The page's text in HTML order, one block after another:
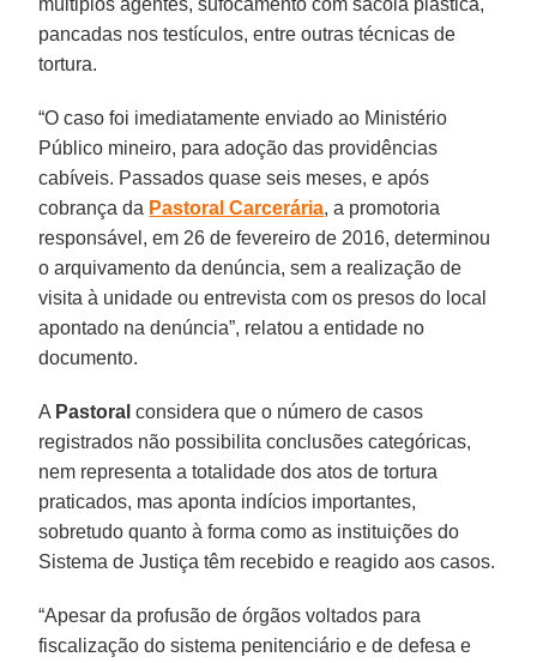
pancadas nos testículos, entre outras técnicas de
tortura.
“O caso foi imediatamente enviado ao Ministério
Público mineiro, para adoção das providências
cabíveis. Passados quase seis meses, e após
cobrança da Pastoral Carcerária, a promotoria
responsável, em 26 de fevereiro de 2016, determinou
o arquivamento da denúncia, sem a realização de
visita à unidade ou entrevista com os presos do local
apontado na denúncia”, relatou a entidade no
documento.
A Pastoral considera que o número de casos
registrados não possibilita conclusões categóricas,
nem representa a totalidade dos atos de tortura
praticados, mas aponta indícios importantes,
sobretudo quanto à forma como as instituições do
Sistema de Justiça têm recebido e reagido aos casos.
“Apesar da profusão de órgãos voltados para
fiscalização do sistema penitenciário e de defesa e